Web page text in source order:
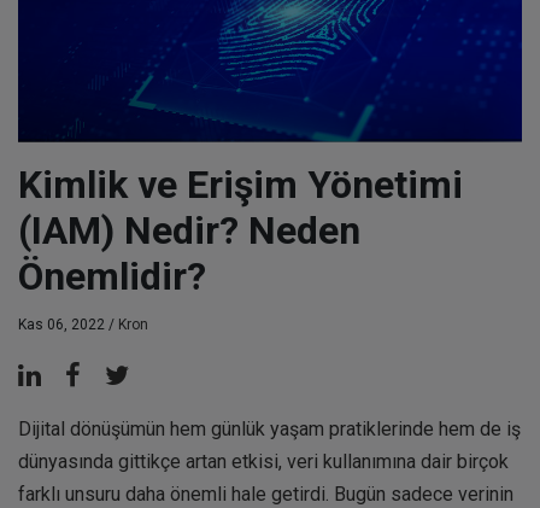
Kimlik ve Erişim Yönetimi
(IAM) Nedir? Neden
Önemlidir?
Kas 06, 2022 / Kron
Dijital dönüşümün hem günlük yaşam pratiklerinde hem de iş
dünyasında gittikçe artan etkisi, veri kullanımına dair birçok
farklı unsuru daha önemli hale getirdi. Bugün sadece verinin